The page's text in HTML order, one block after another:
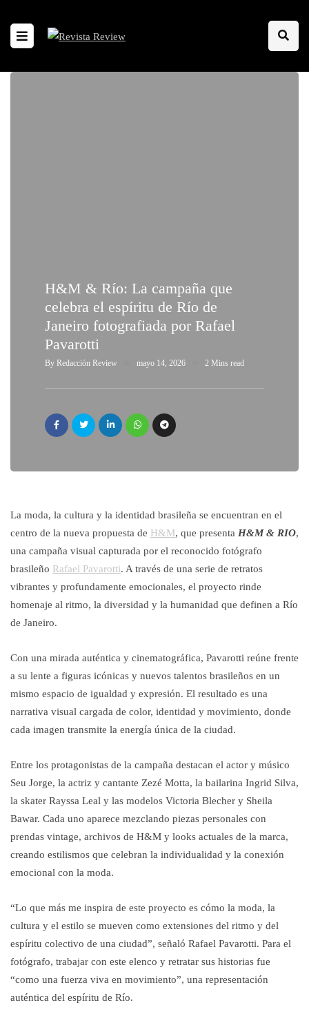
H&M & Río: La campaña que
celebra el espíritu de Río de
Janeiro fotografiada por Rafael
Pavarotti
By Redacción Review mayo 14, 2026 2 Mins read
La moda, la cultura y la identidad brasileña se encuentran en el
centro de la nueva propuesta de H&M, que presenta H&M & RIO,
una campaña visual capturada por el reconocido fotógrafo
brasileño Rafael Pavarotti. A través de una serie de retratos
vibrantes y profundamente emocionales, el proyecto rinde
homenaje al ritmo, la diversidad y la humanidad que definen a Río
de Janeiro.
Con una mirada auténtica y cinematográfica, Pavarotti reúne frente
a su lente a figuras icónicas y nuevos talentos brasileños en un
mismo espacio de igualdad y expresión. El resultado es una
narrativa visual cargada de color, identidad y movimiento, donde
cada imagen transmite la energía única de la ciudad.
Entre los protagonistas de la campaña destacan el actor y músico
Seu Jorge, la actriz y cantante Zezé Motta, la bailarina Ingrid Silva,
la skater Rayssa Leal y las modelos Victoria Blecher y Sheila
Bawar. Cada uno aparece mezclando piezas personales con
prendas vintage, archivos de H&M y looks actuales de la marca,
creando estilismos que celebran la individualidad y la conexión
emocional con la moda.
“Lo que más me inspira de este proyecto es cómo la moda, la
cultura y el estilo se mueven como extensiones del ritmo y del
espíritu colectivo de una ciudad”, señaló Rafael Pavarotti. Para el
fotógrafo, trabajar con este elenco y retratar sus historias fue
“como una fuerza viva en movimiento”, una representación
auténtica del espíritu de Río.